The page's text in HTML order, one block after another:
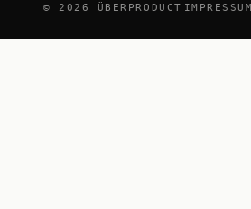
© 2026 ÜBERPRODUCT IMPRESSUM